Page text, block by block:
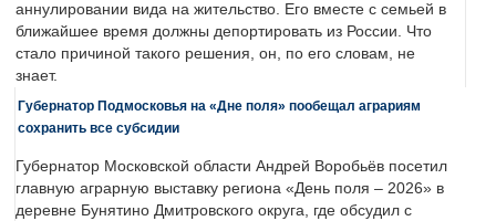
аннулировании вида на жительство. Его вместе с семьей в
ближайшее время должны депортировать из России. Что
стало причиной такого решения, он, по его словам, не
знает.
Губернатор Подмосковья на «Дне поля» пообещал аграриям
сохранить все субсидии
Губернатор Московской области Андрей Воробьёв посетил
главную аграрную выставку региона «День поля – 2026» в
деревне Бунятино Дмитровского округа, где обсудил с